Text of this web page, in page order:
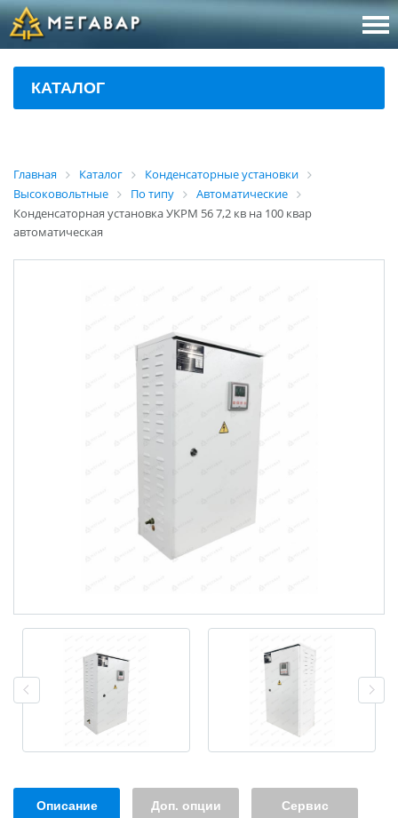
8
КАТАЛОГ
Главная Каталог
Конденсаторные установки
Высоковольтные
По типу
Автоматические
Конденсаторная установка УКРМ 56 7,2 кв на 100 квар
автоматическая
Описание Доп. опции Сервис